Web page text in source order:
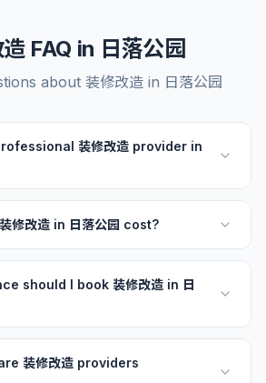
FAQ in 日落公园
about 装修改造 in 日落公园
装修改造 provider in
修改造 in 日落公园 cost?
should I book 装修改造 in 日
装修改造 providers